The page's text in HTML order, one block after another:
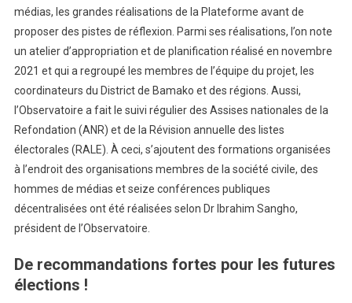
médias, les grandes réalisations de la Plateforme avant de
proposer des pistes de réflexion. Parmi ses réalisations, l’on note
un atelier d’appropriation et de planification réalisé en novembre
2021 et qui a regroupé les membres de l’équipe du projet, les
coordinateurs du District de Bamako et des régions. Aussi,
l’Observatoire a fait le suivi régulier des Assises nationales de la
Refondation (ANR) et de la Révision annuelle des listes
électorales (RALE). À ceci, s’ajoutent des formations organisées
à l’endroit des organisations membres de la société civile, des
hommes de médias et seize conférences publiques
décentralisées ont été réalisées selon Dr Ibrahim Sangho,
président de l’Observatoire.
De recommandations fortes pour les futures
élections !